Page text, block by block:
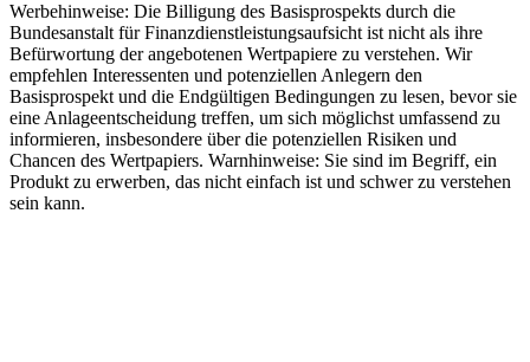
Werbehinweise: Die Billigung des Basisprospekts durch die
Bundesanstalt für Finanzdienstleistungsaufsicht ist nicht als ihre
Befürwortung der angebotenen Wertpapiere zu verstehen. Wir
empfehlen Interessenten und potenziellen Anlegern den
Basisprospekt und die Endgültigen Bedingungen zu lesen, bevor sie
eine Anlageentscheidung treffen, um sich möglichst umfassend zu
informieren, insbesondere über die potenziellen Risiken und
Chancen des Wertpapiers. Warnhinweise: Sie sind im Begriff, ein
Produkt zu erwerben, das nicht einfach ist und schwer zu verstehen
sein kann.